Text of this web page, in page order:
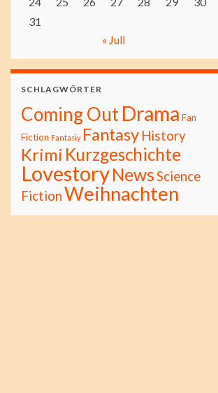
31
« Juli
SCHLAGWÖRTER
Coming OutDrama Fan
Fiction Fantasiy Fantasy History
Krimi Kurzgeschichte
LovestoryNewsScience
FictionWeihnachten